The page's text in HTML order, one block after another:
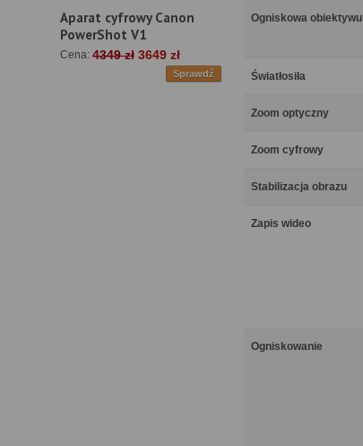
Aparat cyfrowy Canon
PowerShot V1
Cena: 4349 zł 3649 zł
Sprawdź
Ogniskowa obiektywu
Światłosiła
Zoom optyczny
Zoom cyfrowy
Stabilizacja obrazu
Zapis wideo
Ogniskowanie